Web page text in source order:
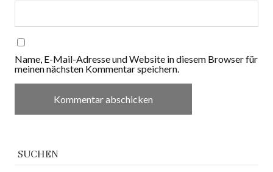
Name, E-Mail-Adresse und Website in diesem Browser für
meinen nächsten Kommentar speichern.
SUCHEN